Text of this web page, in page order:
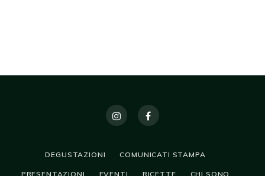
DEGUSTAZIONI COMUNICATI STAMPA
PRESENTAZIONI EVENTI RICETTE CHI SONO